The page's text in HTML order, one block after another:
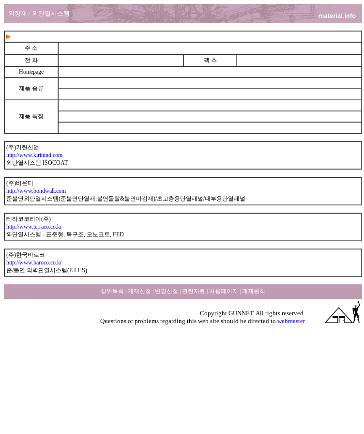
외장재 / 외단열시스템
▶
주 소
전 화
팩 스
Homepage
제품 종류
제품 특징
(주)기린산업
http://www.kirinind.com
외단열시스템 ISOCOAT
(주)비온디
http://www.bondwall.com
준불연외단열시스템(준불연단열재,불연몰탈&불연마감재)/초고층용단열패널/내부용단열패널
테라코코리아(주)
http://www.terraco.co.kr
외단열시스템 - 표준형, 목구조, 모노코트, FED
(주)한국바로코
http://www.baroco.co.kr
준/불연 외벽단열시스템(E.I.F.S)
상위목록 게재신청 변경신청 관련자료 처음페이지 게재원칙
Copyright GUNNET. All rights reserved.
Questions or problems regarding this web site should be directed to webmaster